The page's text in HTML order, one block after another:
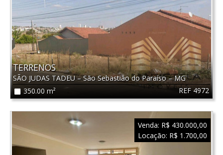
REF 4972
TERRENOS
SÃO JUDAS TADEU–São Sebastião do Paraíso–MG
350.00 m²
Venda: R$ 430.000,00
Locação: R$ 1.700,00